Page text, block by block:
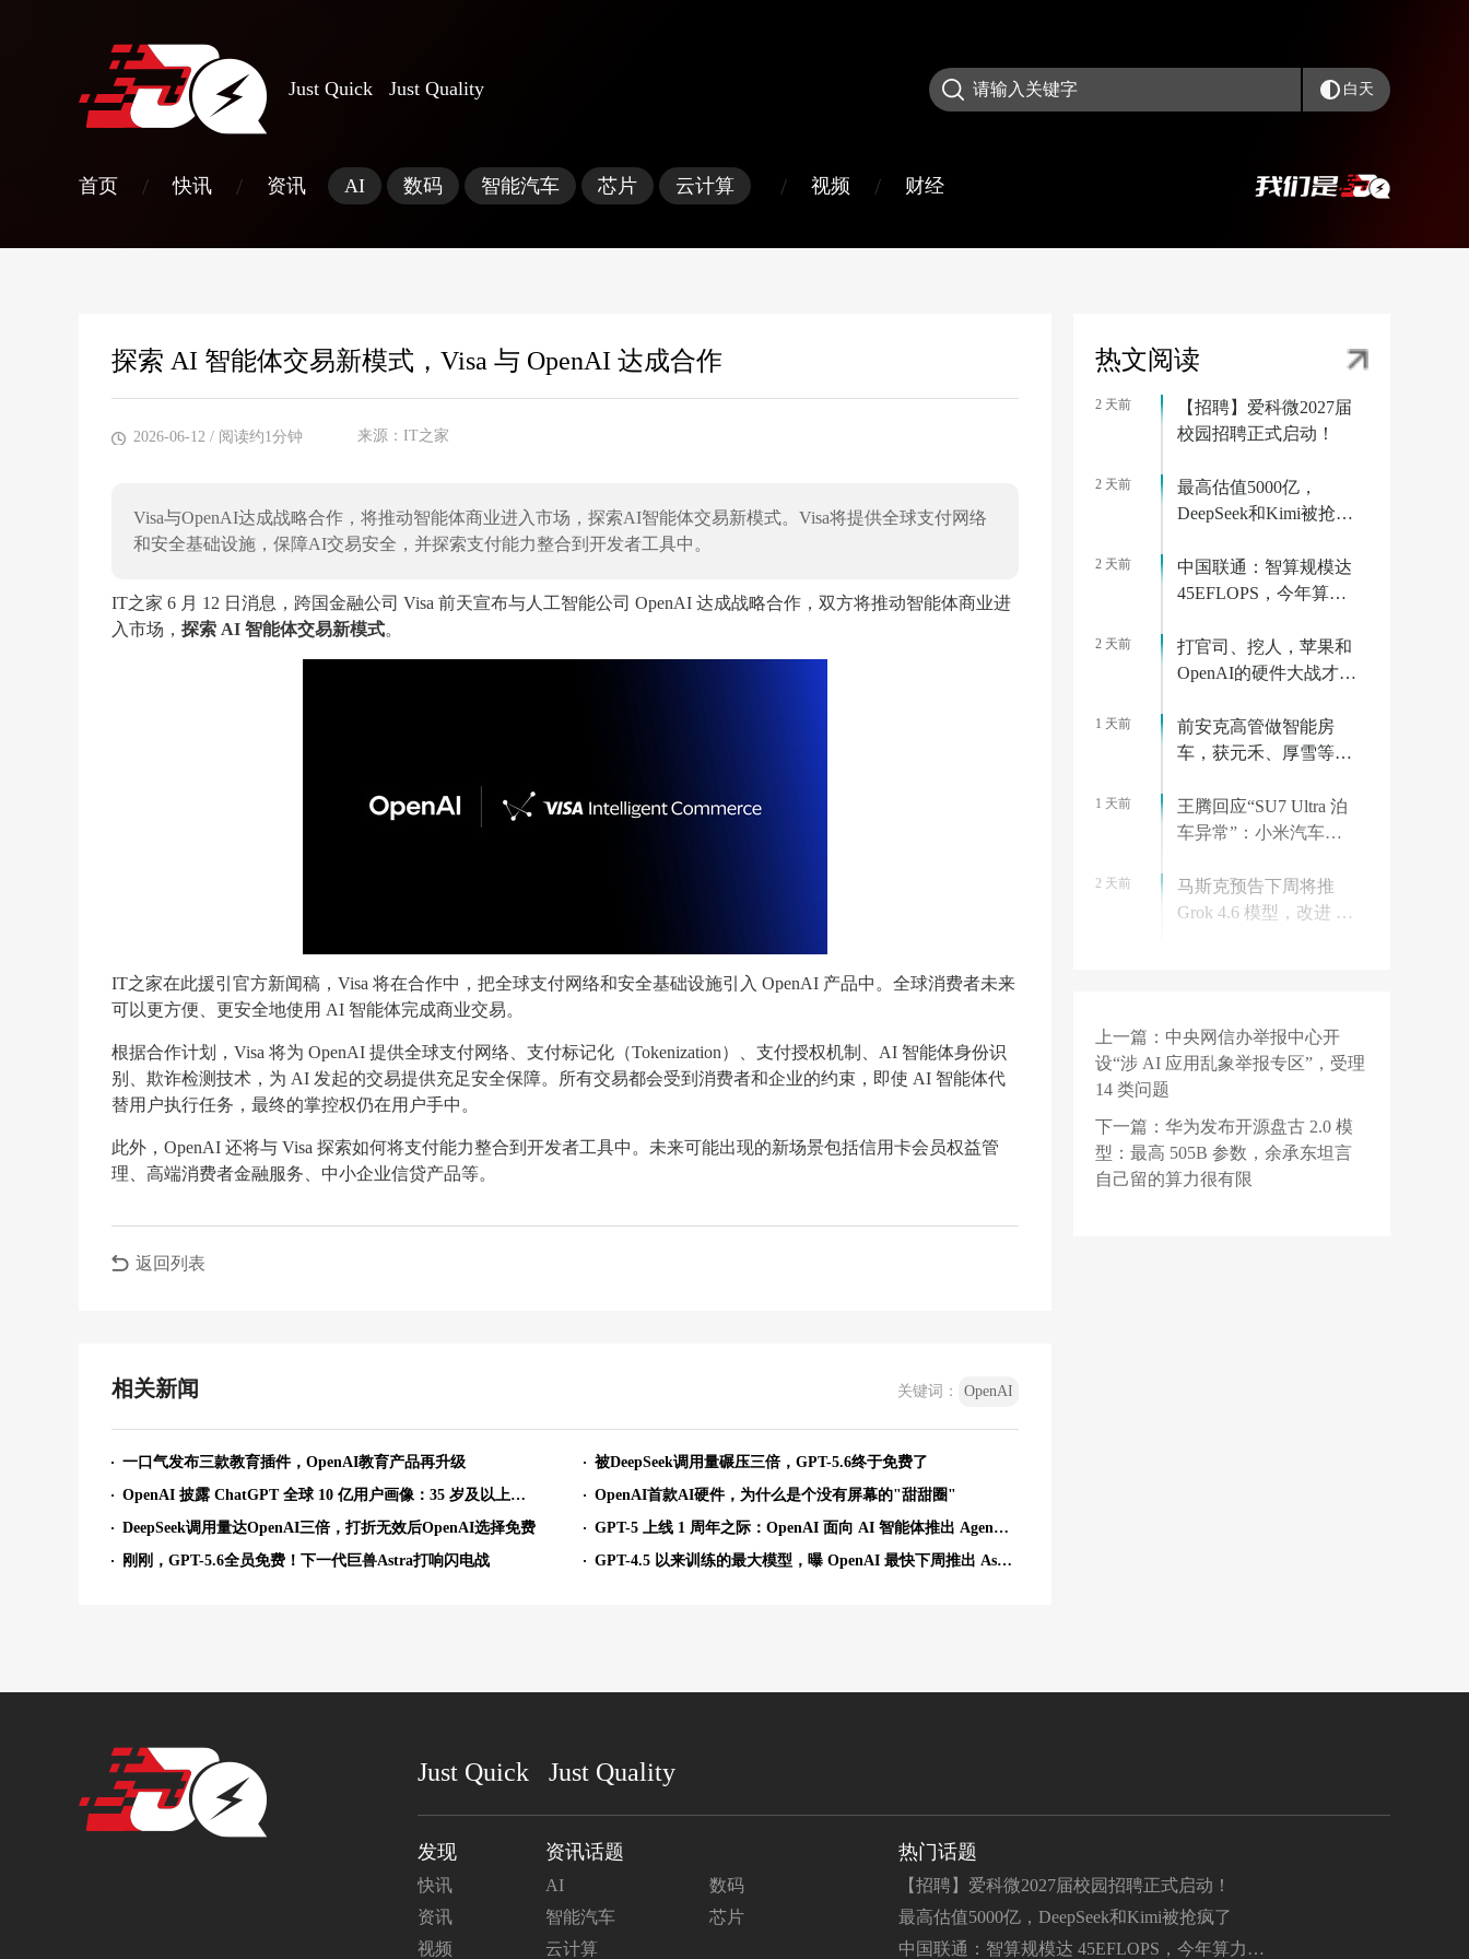
Just Quick Just Quality 白天
首页 / 快讯 / 资讯 AI 数码 智能汽车 芯片 云计算 / 视频 / 财经
探索 AI 智能体交易新模式，Visa 与 OpenAI 达成合作
2026-06-12 / 阅读约1分钟 来源：IT之家
Visa与OpenAI达成战略合作，将推动智能体商业进入市场，探索AI智能体交易新模式。Visa将提供全球支付网络
和安全基础设施，保障AI交易安全，并探索支付能力整合到开发者工具中。
IT之家 6 月 12 日消息，跨国金融公司 Visa 前天宣布与人工智能公司 OpenAI 达成战略合作，双方将推动智能体商业进
入市场， 探索 AI 智能体交易新模式。
IT之家在此援引官方新闻稿，Visa 将在合作中，把全球支付网络和安全基础设施引入 OpenAI 产品中。全球消费者未来
可以更方便、更安全地使用 AI 智能体完成商业交易。
根据合作计划，Visa 将为 OpenAI 提供全球支付网络、支付标记化（Tokenization）、支付授权机制、AI 智能体身份识
别、欺诈检测技术，为 AI 发起的交易提供充足安全保障。所有交易都会受到消费者和企业的约束，即使 AI 智能体代
替用户执行任务，最终的掌控权仍在用户手中。
此外，OpenAI 还将与 Visa 探索如何将支付能力整合到开发者工具中。未来可能出现的新场景包括信用卡会员权益管
理、高端消费者金融服务、中小企业信贷产品等。
返回列表
相关新闻 关键词： OpenAI
一口气发布三款教育插件，OpenAI教育产品再升级
被DeepSeek调用量碾压三倍，GPT-5.6终于免费了
OpenAI 披露 ChatGPT 全球 10 亿用户画像：35 岁及以上用户用量上升
OpenAI首款AI硬件，为什么是个没有屏幕的"甜甜圈"
DeepSeek调用量达OpenAI三倍，打折无效后OpenAI选择免费
GPT-5 上线 1 周年之际：OpenAI 面向 AI 智能体推出 Agent Plugins 规范
刚刚，GPT-5.6全员免费！下一代巨兽Astra打响闪电战
GPT-4.5 以来训练的最大模型，曝 OpenAI 最快下周推出 Astra AI 模型
热文阅读
2 天前
【招聘】爱科微2027届
校园招聘正式启动！
2 天前
最高估值5000亿，
DeepSeek和Kimi被抢疯
2 天前
中国联通：智算规模达
45EFLOPS，今年算力
2 天前
打官司、挖人，苹果和
OpenAI的硬件大战才刚
1 天前
前安克高管做智能房
车，获元禾、厚雪等超
2027年初量产｜硬氪首
发
1 天前
王腾回应“SU7 Ultra 泊
车异常”：小米汽车已
景有 Bug 很正常
2 天前
马斯克预告下周将推
Grok 4.6 模型，改进 AI
2 天前
MacBook Air 快断货
了，等等党不能再等了
2 天前
华为官宣乾崑智驾 ADS
Pro V5.0 将支持园区领
航辅助 NCA 功能
上一篇： 中央网信办举报中心开
设“涉 AI 应用乱象举报专区”，受理
14 类问题
下一篇： 华为发布开源盘古 2.0 模
型：最高 505B 参数，余承东坦言
自己留的算力很有限
Just Quick Just Quality
发现
快讯
资讯
视频
资讯话题
AI
数码
智能汽车
芯片
云计算
热门话题
【招聘】爱科微2027届校园招聘正式启动！
最高估值5000亿，DeepSeek和Kimi被抢疯了
中国联通：智算规模达 45EFLOPS，今年算力相